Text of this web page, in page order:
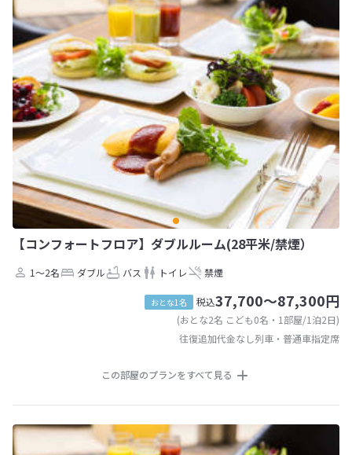
【コンフォートフロア】ダブルルーム(28平米/禁煙）
1～2名 ダブル バス トイレ 禁煙
おとな1名 税込37,700～87,300円
(おとな2名 こども0名・1部屋/1泊2日)
往復追加代金なし列車・普通車指定席
この部屋のプランをすべて見る